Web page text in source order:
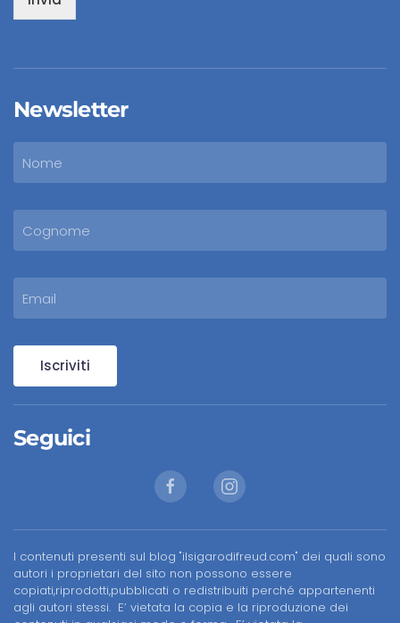
Newsletter
Iscriviti
Seguici
I contenuti presenti sul blog "ilsigarodifreud.com" dei quali sono
autori i proprietari del sito non possono essere
copiati,riprodotti,pubblicati o redistribuiti perché appartenenti
agli autori stessi. E’ vietata la copia e la riproduzione dei